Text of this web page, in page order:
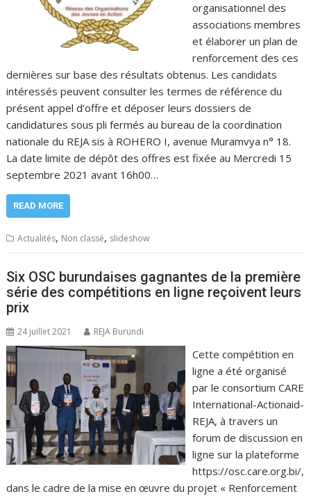
organisationnel des
associations membres
et élaborer un plan de
renforcement des ces
dernières sur base des résultats obtenus. Les candidats
intéressés peuvent consulter les termes de référence du
présent appel d’offre et déposer leurs dossiers de
candidatures sous pli fermés au bureau de la coordination
nationale du REJA sis à ROHERO I, avenue Muramvya n° 18.
La date limite de dépôt des offres est fixée au Mercredi 15
septembre 2021 avant 16h00…
READ MORE
Actualités, Non classé, slideshow
Six OSC burundaises gagnantes de la première
série des compétitions en ligne reçoivent leurs
prix
24 juillet 2021 REJA Burundi
Cette compétition en
ligne a été organisé
par le consortium CARE
International-Actionaid-
REJA, à travers un
forum de discussion en
ligne sur la plateforme
https://osc.care.org.bi/,
dans le cadre de la mise en œuvre du projet « Renforcement